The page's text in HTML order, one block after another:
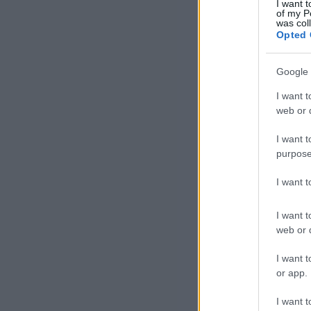
I want
of my
was
Opted
Google
I want
web or
I want
I want
I want
web or
I want
or app.
I want
Az
A